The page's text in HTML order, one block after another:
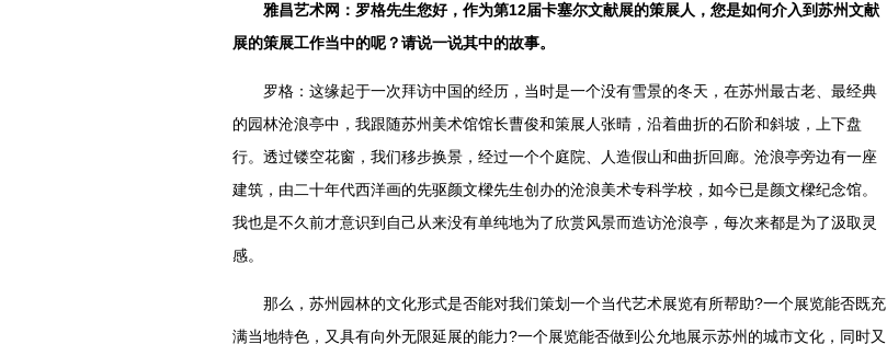
雅昌艺术网：罗格先生您好，作为第12届卡塞尔文献展的策展人，您是如何介入到苏州文献
展的策展工作当中的呢？请说一说其中的故事。
罗格：这缘起于一次拜访中国的经历，当时是一个没有雪景的冬天，在苏州最古老、最经典
的园林沧浪亭中，我跟随苏州美术馆馆长曹俊和策展人张晴，沿着曲折的石阶和斜坡，上下盘
行。透过镂空花窗，我们移步换景，经过一个个庭院、人造假山和曲折回廊。沧浪亭旁边有一座
建筑，由二十年代西洋画的先驱颜文樑先生创办的沧浪美术专科学校，如今已是颜文樑纪念馆。
我也是不久前才意识到自己从来没有单纯地为了欣赏风景而造访沧浪亭，每次来都是为了汲取灵
感。
那么，苏州园林的文化形式是否能对我们策划一个当代艺术展览有所帮助?一个展览能否既充
满当地特色，又具有向外无限延展的能力?一个展览能否做到公允地展示苏州的城市文化，同时又